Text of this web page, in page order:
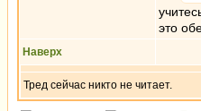
это
Наверх
Тред сейчас никто не читает.